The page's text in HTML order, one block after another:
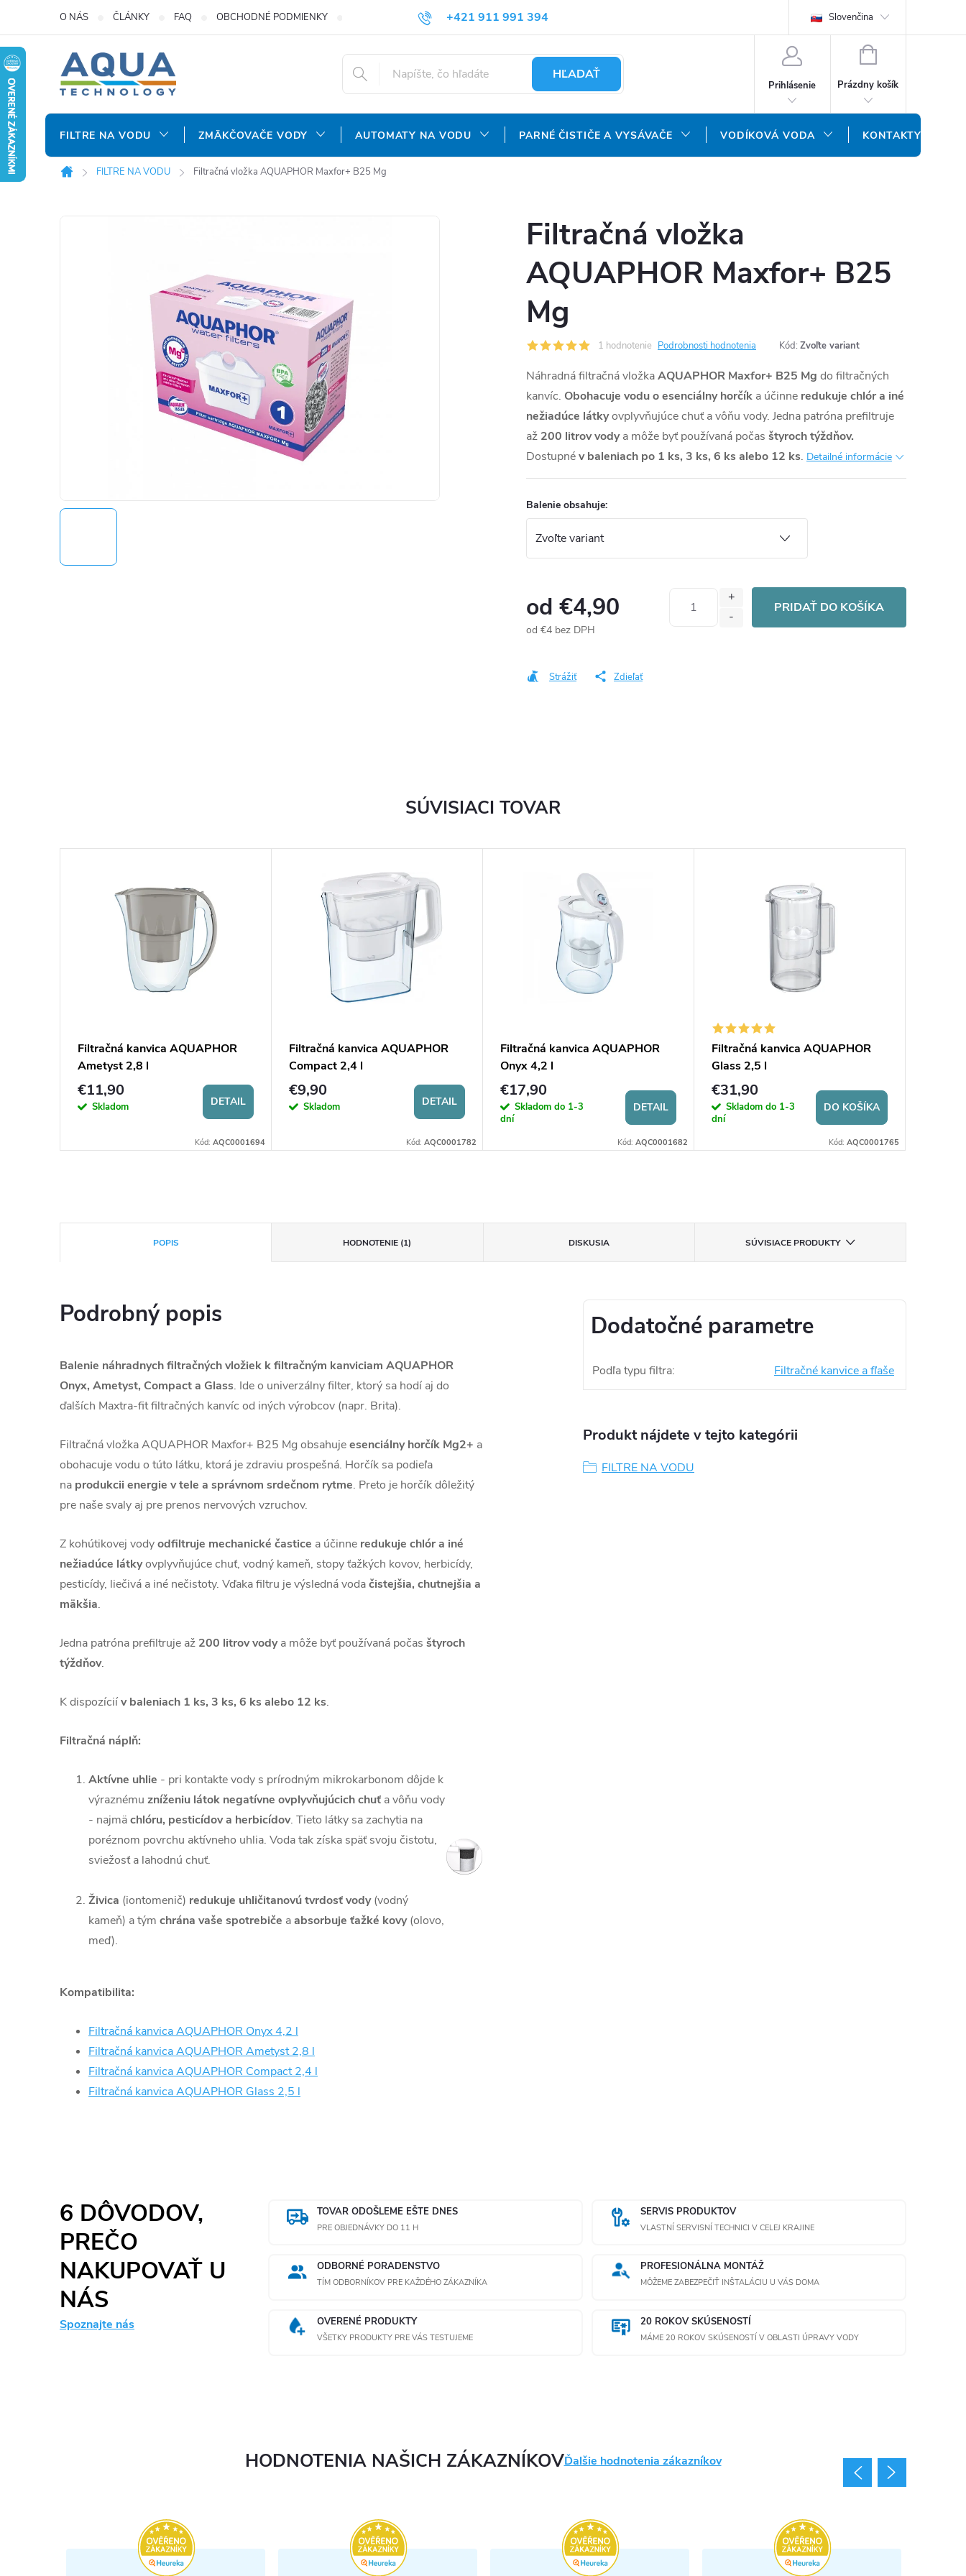
obsah
+421 911 991 394
info@aquatechnology.sk
O NÁS ČLÁNKY FAQ OBCHODNÉ PODMIENKY REKLAMAČNÝ PORIADOK OCHRANA OSOBNÝCH ÚDAJOV DOPRAVA A PLATBA
Slovenčina
HĽADAŤ
Prihlásenie
NÁKUPNÝ
Prázdny košík
FILTRE NA VODU ZMÄKČOVAČE VODY AUTOMATY NA VODU PARNÉ ČISTIČE A VYSÁVAČE VODÍKOVÁ VODA KONTAKTY
Domov
FILTRE NA VODU Filtračná vložka AQUAPHOR Maxfor+ B25 Mg
Filtračná vložka
AQUAPHOR Maxfor+ B25
Mg
1 hodnotenie Podrobnosti hodnotenia Kód: Zvoľte variant
Náhradná filtračná vložkaAQUAPHOR Maxfor+ B25 Mg do filtračných
kanvíc. Obohacuje vodu o esenciálny horčík a účinne redukuje chlór a iné
nežiadúce látkyovplyvňujúce chuť a vôňu vody. Jedna patróna prefiltruje
až 200 litrov vodya môže byť používaná počas štyroch týždňov.
Dostupnév baleniach po 1 ks, 3 ks, 6 ks alebo 12 ks. Detailné informácie
Balenie obsahuje:
od €4,90
od €4 bez DPH
PRIDAŤ DO KOŠÍKA
Strážiť Zdieľať
POPIS HODNOTENIE (1) DISKUSIA SÚVISIACE PRODUKTY
Podrobný popis
Balenie náhradnych filtračných vložiek k filtračným kanviciam AQUAPHOR
Onyx, Ametyst, Compact a Glass. Ide o univerzálny filter, ktorý sa hodí aj do
ďalších Maxtra-fit filtračných kanvíc od iných výrobcov (napr. Brita).
Filtračná vložka AQUAPHOR Maxfor+ B25 Mg obsahujeesenciálny horčík Mg2+ a
obohacuje vodu o túto látku, ktorá je zdraviu prospešná. Horčík sa podieľa
na produkcii energie v tele a správnom srdečnom rytme. Preto je horčík dôležitý
pre naše svaly aj pre prenos nervových vzruchov.
Z kohútikovej vodyodfiltruje mechanické častice a účinne redukuje chlór a iné
nežiadúce látkyovplyvňujúce chuť, vodný kameň, stopy ťažkých kovov, herbicídy,
pesticídy, liečivá a iné nečistoty. Vďaka filtru je výsledná vodačistejšia, chutnejšia a
mäkšia.
Jedna patróna prefiltruje až 200 litrov vodya môže byť používaná počas štyroch
týždňov.
K dispozíciív baleniach 1 ks, 3 ks, 6 ks alebo 12 ks.
Filtračná náplň:
Aktívne uhlie - pri kontakte vody s prírodným mikrokarbonom dôjde k
výraznému zníženiu látok negatívne ovplyvňujúcich chuť a vôňu vody
- najmächlóru, pesticídov a herbicídov. Tieto látky sa zachytia na
poréznom povrchu aktívneho uhlia. Voda tak získa späť svoju čistotu,
sviežosť a lahodnú chuť.
Živica (iontomenič) redukuje uhličitanovú tvrdosť vody(vodný
kameň) a tým chrána vaše spotrebiče aabsorbuje ťažké kovy(olovo,
meď).
Kompatibilita:
Filtračná kanvica AQUAPHOR Onyx 4,2 l
Filtračná kanvica AQUAPHOR Ametyst 2,8 l
Filtračná kanvica AQUAPHOR Compact 2,4 l
Filtračná kanvica AQUAPHOR Glass 2,5 l
Dodatočné parametre
Podľa typu filtra: Filtračné kanvice a fľaše
Produkt nájdete v tejto kategórii
FILTRE NA VODU
SÚVISIACI TOVAR
Filtračná kanvica AQUAPHOR
Ametyst 2,8 l
€11,90
Skladom DETAIL
Kód: AQC0001694
Filtračná kanvica AQUAPHOR
Compact 2,4 l
€9,90
Skladom DETAIL
Kód: AQC0001782
Filtračná kanvica AQUAPHOR
Onyx 4,2 l
€17,90
Skladom do 1-3
dní
DETAIL
Kód: AQC0001682
Filtračná kanvica AQUAPHOR
Glass 2,5 l
€31,90
Skladom do 1-3
dní
DO KOŠÍKA
Kód: AQC0001765
6 DÔVODOV,
PREČO
NAKUPOVAŤ U
NÁS
Spoznajte nás
TOVAR ODOŠLEME EŠTE DNES
PRE OBJEDNÁVKY DO 11 H
SERVIS PRODUKTOV
VLASTNÍ SERVISNÍ TECHNICI V CELEJ KRAJINE
ODBORNÉ PORADENSTVO
TÍM ODBORNÍKOV PRE KAŽDÉHO ZÁKAZNÍKA
PROFESIONÁLNA MONTÁŽ
MÔŽEME ZABEZPEČIŤ INŠTALÁCIU U VÁS DOMA
OVERENÉ PRODUKTY
VŠETKY PRODUKTY PRE VÁS TESTUJEME
20 ROKOV SKÚSENOSTÍ
MÁME 20 ROKOV SKÚSENOSTÍ V OBLASTI ÚPRAVY VODY
HODNOTENIA NAŠICH ZÁKAZNÍKOVĎalšie hodnotenia zákazníkov